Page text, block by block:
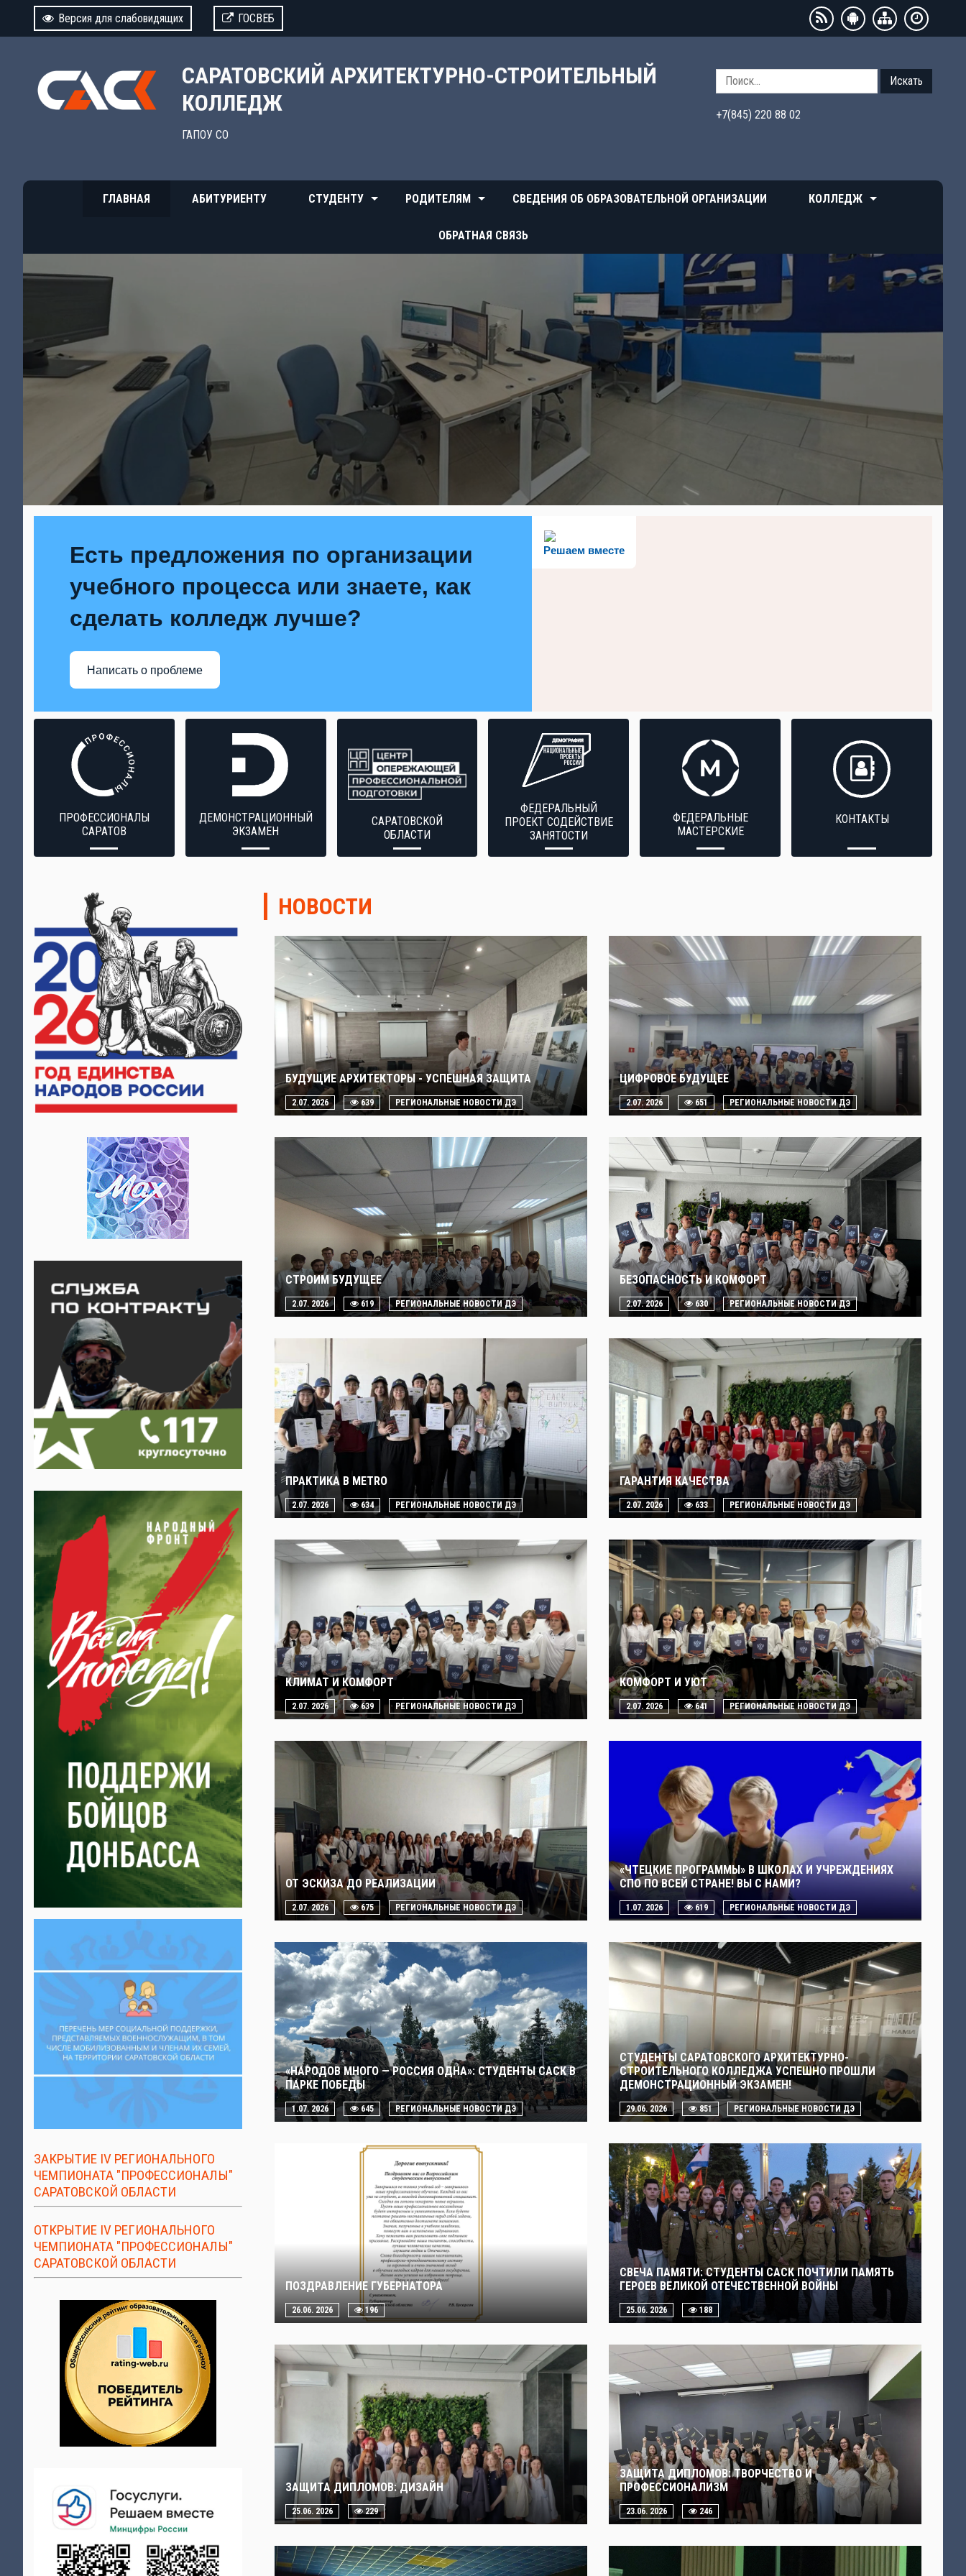
Версия для слабовидящих ГОСВЕБ
САРАТОВСКИЙ АРХИТЕКТУРНО-СТРОИТЕЛЬНЫЙ
КОЛЛЕДЖ
ГАПОУ СО
Искать
+7(845) 220 88 02
ГЛАВНАЯ АБИТУРИЕНТУ СТУДЕНТУ РОДИТЕЛЯМ СВЕДЕНИЯ ОБ ОБРАЗОВАТЕЛЬНОЙ ОРГАНИЗАЦИИ КОЛЛЕДЖ
ОБРАТНАЯ СВЯЗЬ
Решаем вместе
Есть предложения по организации
учебного процесса или знаете, как
сделать колледж лучше?
Написать о проблеме
ПРОФЕССИОНАЛЫ
САРАТОВ
ДЕМОНСТРАЦИОННЫЙ
ЭКЗАМЕН
САРАТОВСКОЙ
ОБЛАСТИ
ФЕДЕРАЛЬНЫЙ
ПРОЕКТ СОДЕЙСТВИЕ
ЗАНЯТОСТИ
ФЕДЕРАЛЬНЫЕ
МАСТЕРСКИЕ
КОНТАКТЫ
ЗАКРЫТИЕ IV РЕГИОНАЛЬНОГО
ЧЕМПИОНАТА "ПРОФЕССИОНАЛЫ"
САРАТОВСКОЙ ОБЛАСТИ
ОТКРЫТИЕ IV РЕГИОНАЛЬНОГО
ЧЕМПИОНАТА "ПРОФЕССИОНАЛЫ"
САРАТОВСКОЙ ОБЛАСТИ
НОВОСТИ
БУДУЩИЕ АРХИТЕКТОРЫ - УСПЕШНАЯ ЗАЩИТА
2.07. 2026 639 РЕГИОНАЛЬНЫЕ НОВОСТИ ДЭ
ЦИФРОВОЕ БУДУЩЕЕ
2.07. 2026 651 РЕГИОНАЛЬНЫЕ НОВОСТИ ДЭ
СТРОИМ БУДУЩЕЕ
2.07. 2026 619 РЕГИОНАЛЬНЫЕ НОВОСТИ ДЭ
БЕЗОПАСНОСТЬ И КОМФОРТ
2.07. 2026 630 РЕГИОНАЛЬНЫЕ НОВОСТИ ДЭ
ПРАКТИКА В METRO
2.07. 2026 634 РЕГИОНАЛЬНЫЕ НОВОСТИ ДЭ
ГАРАНТИЯ КАЧЕСТВА
2.07. 2026 633 РЕГИОНАЛЬНЫЕ НОВОСТИ ДЭ
КЛИМАТ И КОМФОРТ
2.07. 2026 639 РЕГИОНАЛЬНЫЕ НОВОСТИ ДЭ
КОМФОРТ И УЮТ
2.07. 2026 641 РЕГИОНАЛЬНЫЕ НОВОСТИ ДЭ
ОТ ЭСКИЗА ДО РЕАЛИЗАЦИИ
2.07. 2026 675 РЕГИОНАЛЬНЫЕ НОВОСТИ ДЭ
«ЧТЕЦКИЕ ПРОГРАММЫ» В ШКОЛАХ И УЧРЕЖДЕНИЯХ
СПО ПО ВСЕЙ СТРАНЕ! ВЫ С НАМИ?
1.07. 2026 619 РЕГИОНАЛЬНЫЕ НОВОСТИ ДЭ
«НАРОДОВ МНОГО — РОССИЯ ОДНА»: СТУДЕНТЫ САСК В
ПАРКЕ ПОБЕДЫ
1.07. 2026 645 РЕГИОНАЛЬНЫЕ НОВОСТИ ДЭ
СТУДЕНТЫ САРАТОВСКОГО АРХИТЕКТУРНО-
СТРОИТЕЛЬНОГО КОЛЛЕДЖА УСПЕШНО ПРОШЛИ
ДЕМОНСТРАЦИОННЫЙ ЭКЗАМЕН!
29.06. 2026 851 РЕГИОНАЛЬНЫЕ НОВОСТИ ДЭ
ПОЗДРАВЛЕНИЕ ГУБЕРНАТОРА
26.06. 2026 196
СВЕЧА ПАМЯТИ: СТУДЕНТЫ САСК ПОЧТИЛИ ПАМЯТЬ
ГЕРОЕВ ВЕЛИКОЙ ОТЕЧЕСТВЕННОЙ ВОЙНЫ
25.06. 2026 188
ЗАЩИТА ДИПЛОМОВ: ДИЗАЙН
25.06. 2026 229
ЗАЩИТА ДИПЛОМОВ: ТВОРЧЕСТВО И
ПРОФЕССИОНАЛИЗМ
23.06. 2026 246